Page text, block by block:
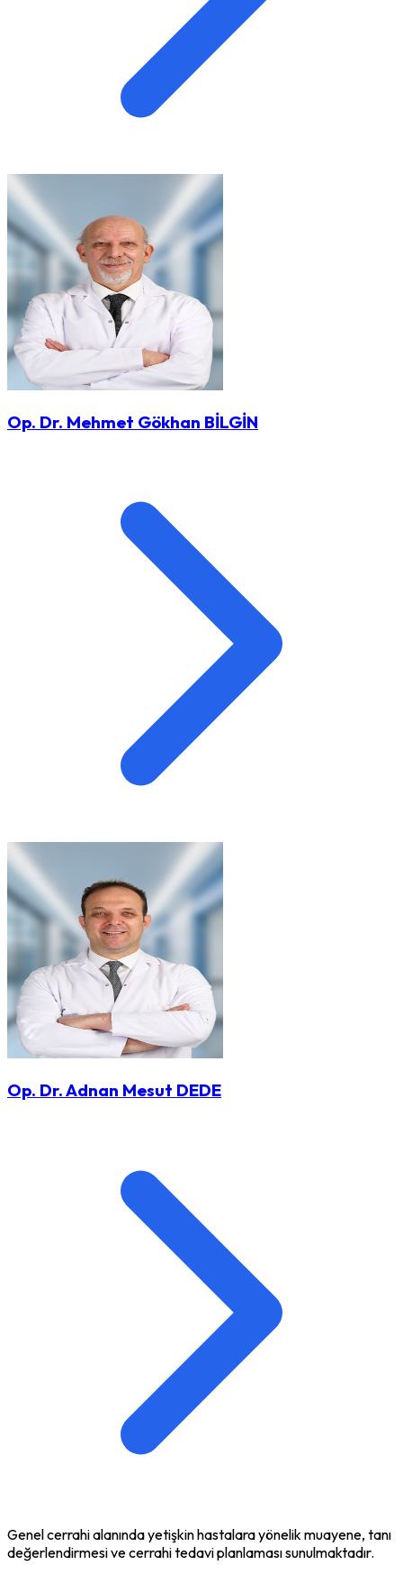
Op. Dr. Mehmet Gökhan BİLGİN
Op. Dr. Adnan Mesut DEDE
Genel cerrahi alanında yetişkin hastalara yönelik muayene, tanı
değerlendirmesi ve cerrahi tedavi planlaması sunulmaktadır.